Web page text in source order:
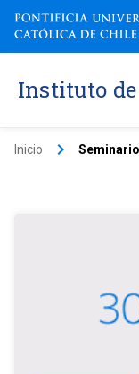
Instituto
Inicio keyboard_arrow_right